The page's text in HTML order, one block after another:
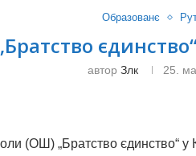
Образованє
автор Злк 25.
(ОШ) „Братство єдинство“ у